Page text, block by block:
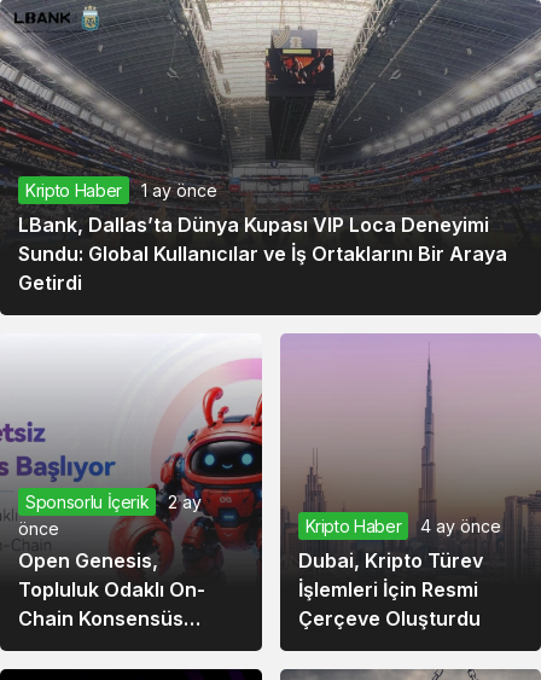
Kripto Haber 1 ay önce
LBank, Dallas’ta Dünya Kupası VIP Loca Deneyimi
Sundu: Global Kullanıcılar ve İş Ortaklarını Bir Araya
Getirdi
Sponsorlu İçerik
2 ay
önce
Open Genesis,
Topluluk Odaklı On-
Chain Konsensüs
Ekosistemini Duyurdu
Kripto Haber 4 ay önce
Dubai, Kripto Türev
İşlemleri İçin Resmi
Çerçeve Oluşturdu